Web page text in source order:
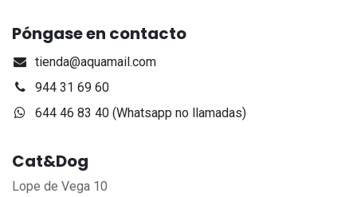
Póngase en contacto
tienda@aquamail.com
944 31 69 60
644 46 83 40 (Whatsapp no llamadas)
Cat&Dog
Lope de Vega 10